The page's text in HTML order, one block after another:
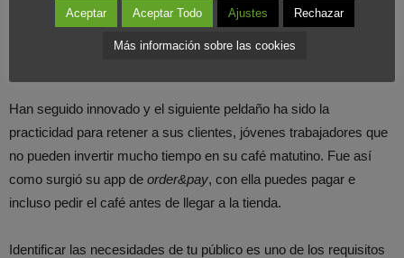
decoración y los aromas que desprenden estos entornos evocan
modernidad y sostenibilidad, dos valores que identifican a la
Han seguido innovado y el siguiente peldaño ha sido la
practicidad para retener a sus clientes, jóvenes trabajadores que
no pueden invertir mucho tiempo en su café matutino. Fue así
como surgió su app de order&pay, con ella puedes pagar e
incluso pedir el café antes de llegar a la tienda.
Identificar las necesidades de tu público es uno de los requisitos
Aceptar Aceptar Todo Ajustes Rechazar
Más información sobre las cookies